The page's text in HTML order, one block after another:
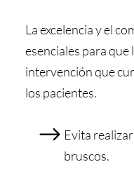
La excelencia y el
esenciales para que
intervención que
los pacientes.
Evita
bruscos.